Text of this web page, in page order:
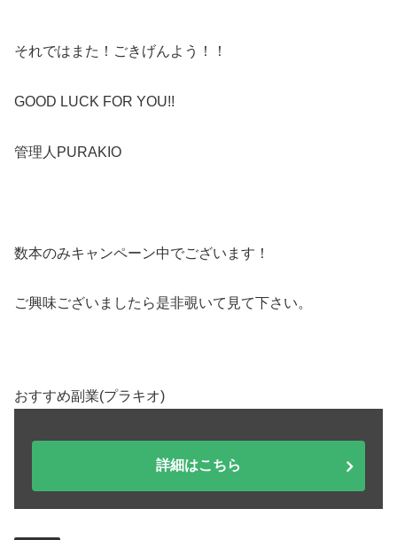
それではまた！ごきげんよう！！
GOOD LUCK FOR YOU!!
管理人PURAKIO
数本のみキャンペーン中でございます！
ご興味ございましたら是非覗いて見て下さい。
おすすめ副業(プラキオ)
詳細はこちら